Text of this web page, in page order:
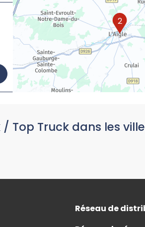
2
/ Top Truck dans les
Réseau de